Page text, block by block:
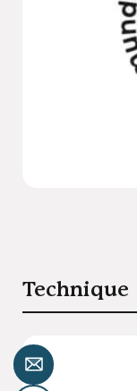
Technique